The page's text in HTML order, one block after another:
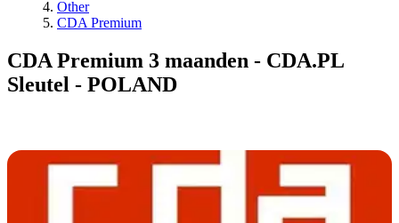
Other
CDA Premium
CDA Premium 3 maanden - CDA.PL
Sleutel - POLAND